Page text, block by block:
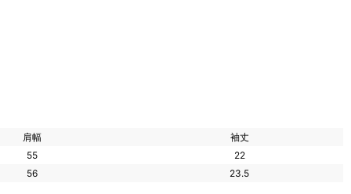
肩幅
袖丈
55
22
56
23.5